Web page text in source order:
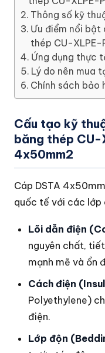
Thông số kỹ
Ưu điểm nổi bật
thép CU-
Ứng dụng thực
Lý do nên mua
Chính sách bảo
Cấu tạo kỹ
băng thép
4x50mm2
Cáp DSTA
quốc tế với các lớp
Lõi dẫn điện
nguyên chất,
mạnh mẽ và ổn
Cách điện
Polyethylene)
điện.
Lớp độn